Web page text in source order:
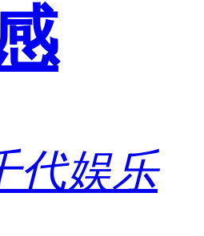
代娱乐